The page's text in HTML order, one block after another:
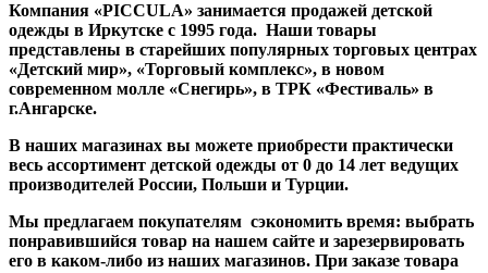
Компания «PICCULA» занимается продажей детской
одежды в Иркутске с 1995 года. Наши товары
представлены в старейших популярных торговых центрах
«Детский мир», «Торговый комплекс», в новом
современном молле «Снегирь», в ТРК «Фестиваль» в
г.Ангарске.
В наших магазинах вы можете приобрести практически
весь ассортимент детской одежды от 0 до 14 лет ведущих
производителей России, Польши и Турции.
Мы предлагаем покупателям сэкономить время: выбрать
понравившийся товар на нашем сайте и зарезервировать
его в каком-либо из наших магазинов. При заказе товара